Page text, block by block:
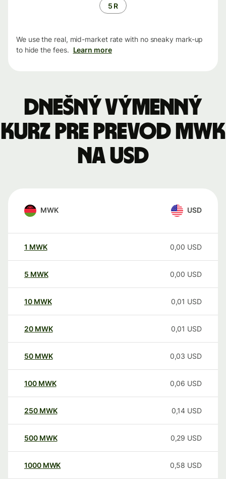
5 R
We use the real, mid-market rate with no sneaky mark-up
to hide the fees. Learn more
Dnešný výmenný
kurz pre prevod MWK
na USD
MWK USD
1 MWK 0,00 USD
5 MWK 0,00 USD
10 MWK 0,01 USD
20 MWK 0,01 USD
50 MWK 0,03 USD
100 MWK 0,06 USD
250 MWK 0,14 USD
500 MWK 0,29 USD
1000 MWK 0,58 USD